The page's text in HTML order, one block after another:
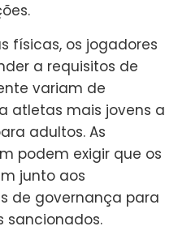
físicas, os jogadores
a requisitos de
variam de
atletas mais jovens a
adultos. As
podem exigir que os
junto aos
de governança para
sancionados.